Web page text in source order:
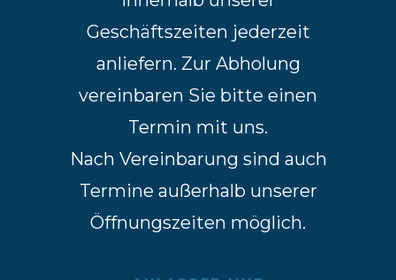
innerhalb unserer
Geschäftszeiten jederzeit
anliefern. Zur Abholung
vereinbaren Sie bitte einen
Termin mit uns.
Nach Vereinbarung sind auch
Termine außerhalb unserer
Öffnungszeiten möglich.